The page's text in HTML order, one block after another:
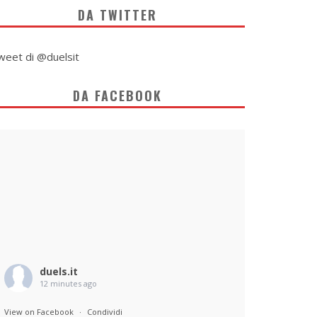
DA TWITTER
di @duelsit
DA FACEBOOK
duels.it
12 minutes ago
View on Facebook · Condividi